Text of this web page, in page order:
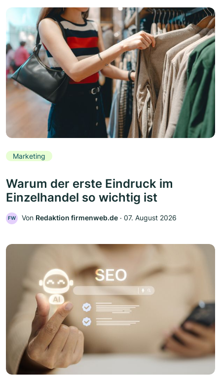
Marketing
Warum der erste Eindruck im
Einzelhandel so wichtig ist
FW Von Redaktion firmenweb.de ‧ 07. August 2026